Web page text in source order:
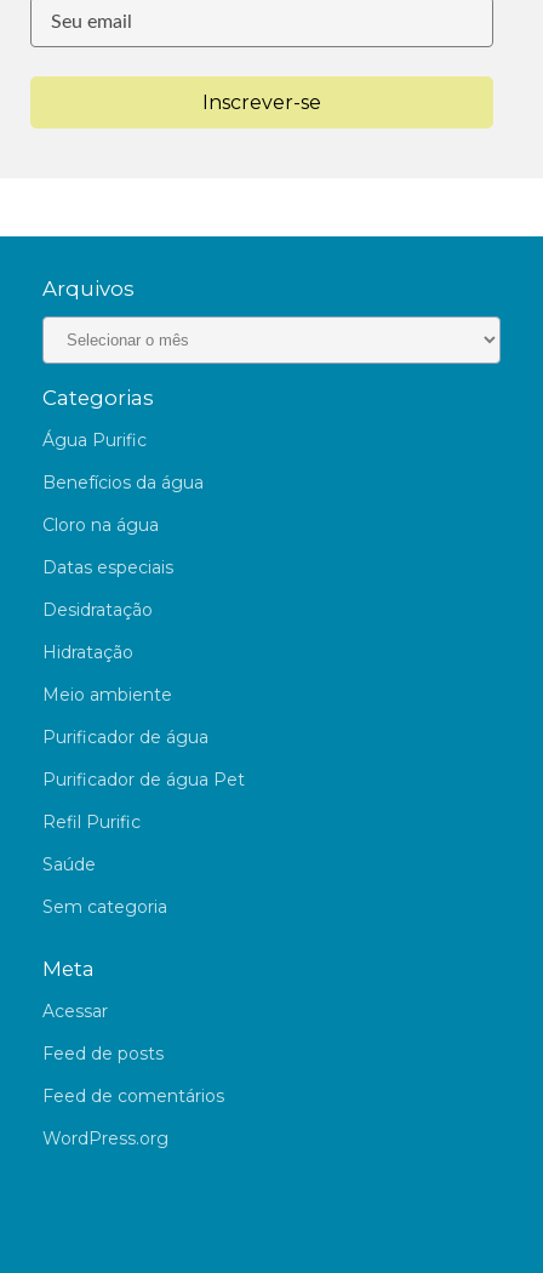
Inscrever-se
Arquivos
Categorias
Água Purific
Benefícios da água
Cloro na água
Datas especiais
Desidratação
Hidratação
Meio ambiente
Purificador de água
Purificador de água Pet
Refil Purific
Saúde
Sem categoria
Meta
Acessar
Feed de posts
Feed de comentários
WordPress.org